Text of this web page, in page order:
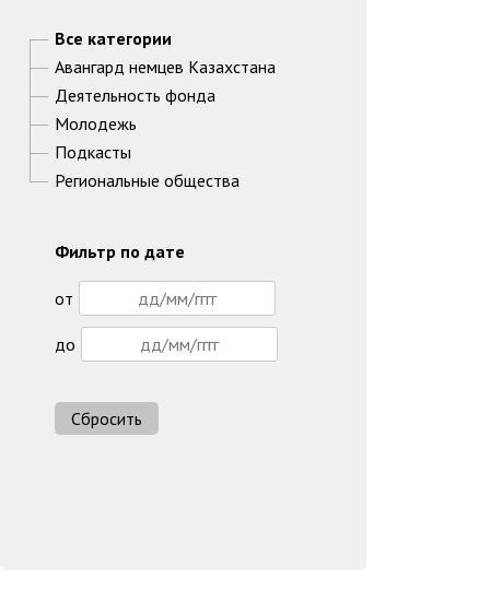
Все категории
Авангард немцев Казахстана
Деятельность фонда
Молодежь
Подкасты
Региональные общества
Фильтр по дате
от
до
Сбросить